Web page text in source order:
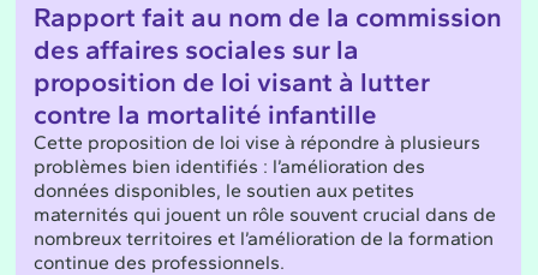
Rapport fait au nom de la commission
des affaires sociales sur la
proposition de loi visant à lutter
contre la mortalité infantille
Cette proposition de loi vise à répondre à plusieurs
problèmes bien identifiés : l’amélioration des
données disponibles, le soutien aux petites
maternités qui jouent un rôle souvent crucial dans de
nombreux territoires et l’amélioration de la formation
continue des professionnels.